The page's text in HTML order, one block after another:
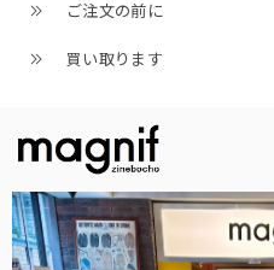
ご注文の前に
買い取ります